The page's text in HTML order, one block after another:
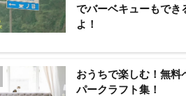
でバーベキューもでき
よ！
おうちで楽しむ！無料
パークラフト集！